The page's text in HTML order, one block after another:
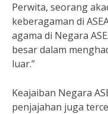
Perwita, seorang
keberagaman di
agama di Negara
besar dalam
luar.”
Keajaiban Negara
penjajahan juga